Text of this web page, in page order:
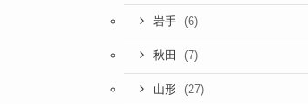
岩手 (6)
秋田 (7)
山形 (27)